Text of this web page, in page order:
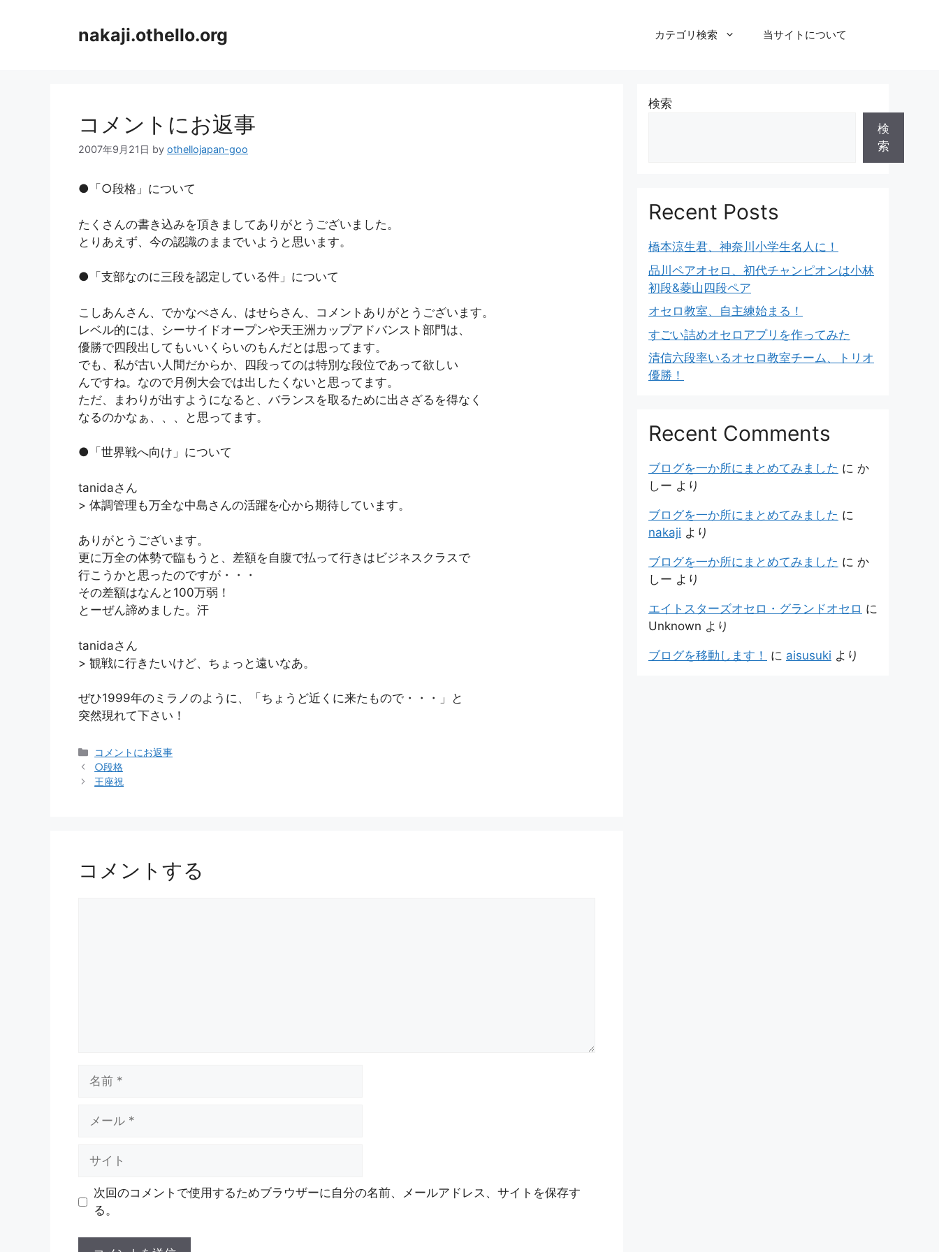
nakaji.othello.org カテゴリ検索 当サイトについて
コメントにお返事
2007年9月21日 by othellojapan-goo
●「○段格」について
たくさんの書き込みを頂きましてありがとうございました。
とりあえず、今の認識のままでいようと思います。
●「支部なのに三段を認定している件」について
こしあんさん、でかなべさん、はせらさん、コメントありがとうございます。
レベル的には、シーサイドオープンや天王洲カップアドバンスト部門は、
優勝で四段出してもいいくらいのもんだとは思ってます。
でも、私が古い人間だからか、四段ってのは特別な段位であって欲しい
んですね。なので月例大会では出したくないと思ってます。
ただ、まわりが出すようになると、バランスを取るために出さざるを得なく
なるのかなぁ、、、と思ってます。
●「世界戦へ向け」について
tanidaさん
> 体調管理も万全な中島さんの活躍を心から期待しています。
ありがとうございます。
更に万全の体勢で臨もうと、差額を自腹で払って行きはビジネスクラスで
行こうかと思ったのですが・・・
その差額はなんと100万弱！
とーぜん諦めました。汗
tanidaさん
> 観戦に行きたいけど、ちょっと遠いなあ。
ぜひ1999年のミラノのように、「ちょうど近くに来たもので・・・」と
突然現れて下さい！
カ
テ
ゴ
コメントにお返事
○段格
王座祝
コメントする
次回のコメントで使用するためブラウザーに自分の名前、メールアドレス、サイトを保存す
る。
検索
検
索
Recent Posts
橋本涼生君、神奈川小学生名人に！
品川ペアオセロ、初代チャンピオンは小林
初段&菱山四段ペア
オセロ教室、自主練始まる！
すごい詰めオセロアプリを作ってみた
清信六段率いるオセロ教室チーム、トリオ
優勝！
Recent Comments
ブログを一か所にまとめてみました に か
しー より
ブログを一か所にまとめてみました に
nakaji より
ブログを一か所にまとめてみました に か
しー より
エイトスターズオセロ・グランドオセロ に
Unknown より
ブログを移動します！ に aisusuki より